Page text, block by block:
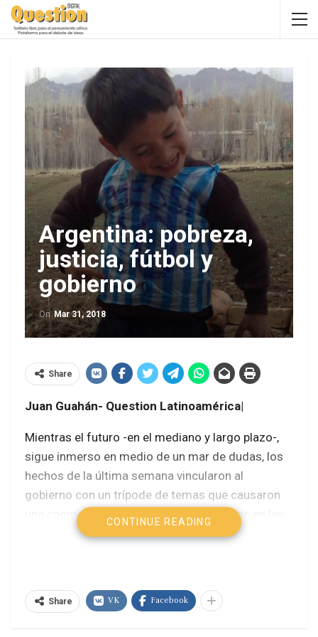
Argentina: pobreza,
justicia, fútbol y
gobierno
On Mar 31, 2018
Share
Juan Guahán- Question Latinoamérica|
Mientras el futuro -en el mediano y largo plazo-,
sigue inmerso en medio de un mar de dudas, los
hechos de la última semana vincularon al
gobierno con un trípode de temas que causaron
una conmoción que seguirá viva, al menos en las
próximas semanas. Uno de esos temas es el
gobierno, pero hay otras variadas
consideraciones que ponen en un lugar más
CONTINUE READING
Share VK Facebook